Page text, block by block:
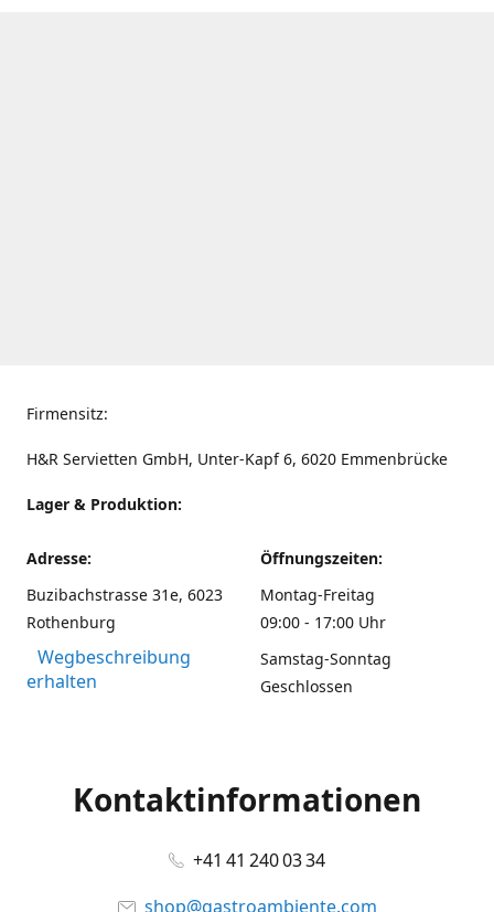
Firmensitz:
H&R Servietten GmbH, Unter-Kapf 6, 6020 Emmenbrücke
Lager & Produktion:
Adresse:
Buzibachstrasse 31e, 6023
Rothenburg
Wegbeschreibung
erhalten
Öffnungszeiten:
Montag-Freitag
09:00 - 17:00 Uhr
Samstag-Sonntag
Geschlossen
Kontaktinformationen
+41 41 240 03 34
shop@gastroambiente.com